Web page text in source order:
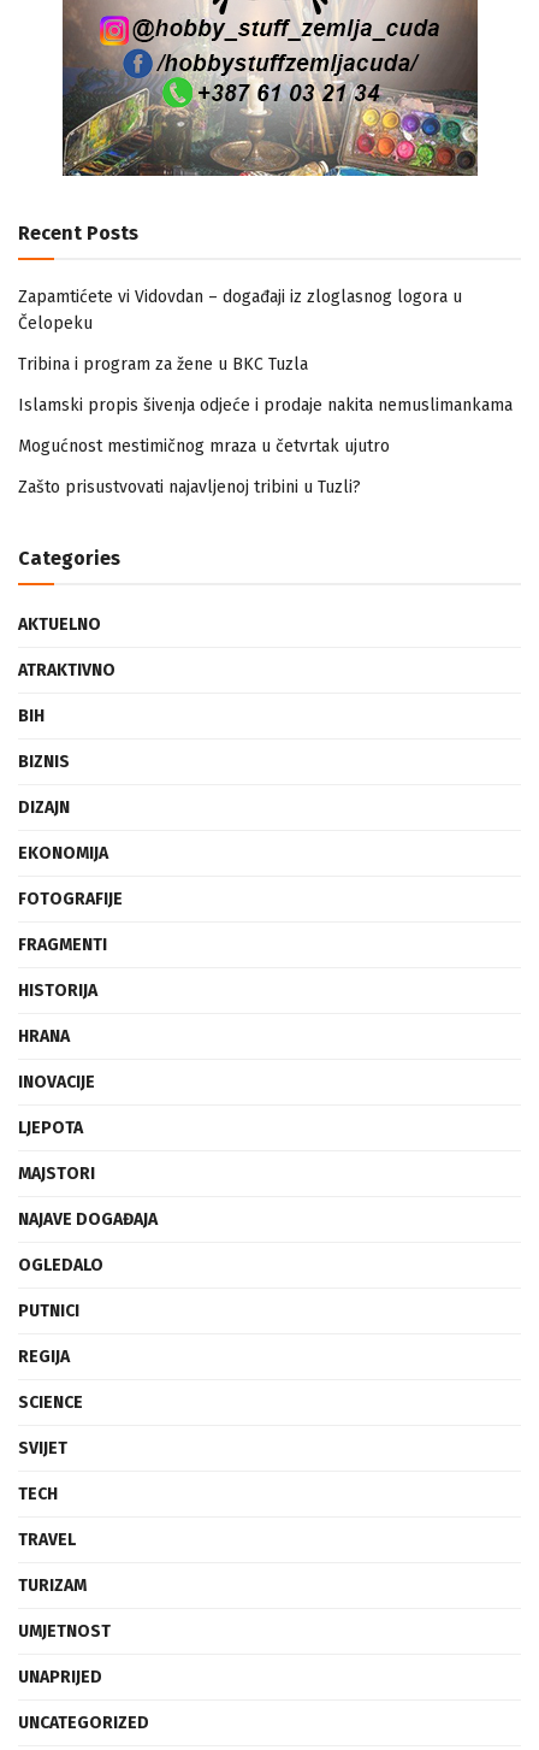
Recent Posts
Zapamtićete vi Vidovdan – događaji iz zloglasnog logora u
Čelopeku
Tribina i program za žene u BKC Tuzla
Islamski propis šivenja odjeće i prodaje nakita nemuslimankama
Mogućnost mestimičnog mraza u četvrtak ujutro
Zašto prisustvovati najavljenoj tribini u Tuzli?
Categories
AKTUELNO
ATRAKTIVNO
BIH
BIZNIS
DIZAJN
EKONOMIJA
FOTOGRAFIJE
FRAGMENTI
HISTORIJA
HRANA
INOVACIJE
LJEPOTA
MAJSTORI
NAJAVE DOGAĐAJA
OGLEDALO
PUTNICI
REGIJA
SCIENCE
SVIJET
TECH
TRAVEL
TURIZAM
UMJETNOST
UNAPRIJED
UNCATEGORIZED